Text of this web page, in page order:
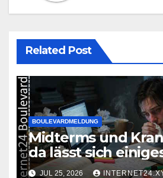
Related Post
BOULEVARDMELDUNG
Midterms und
da lässt sich
zusammenbrauen!
JUL 25, 2026